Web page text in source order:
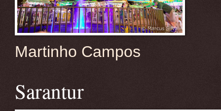
Martinho Campos
Sarantur